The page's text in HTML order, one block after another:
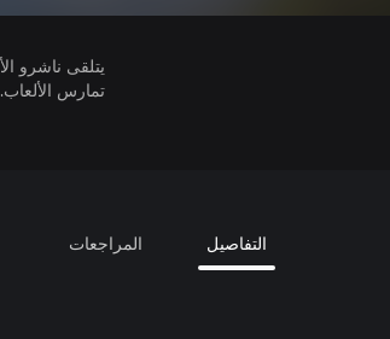
تمارس الألعاب.
التفاصيل المراجعات